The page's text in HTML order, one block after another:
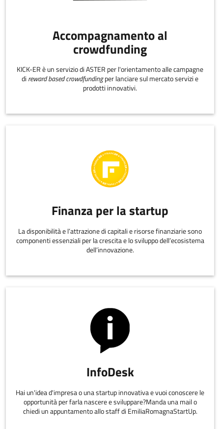
Accompagnamento al
crowdfunding
KICK-ER è un servizio di ASTER per l'orientamento alle campagne
di reward based crowdfundingper lanciare sul mercato servizi e
prodotti innovativi.
Finanza per la startup
La disponibilità e l’attrazione di capitali e risorse finanziarie sono
componenti essenziali per la crescita e lo sviluppo dell’ecosistema
dell’innovazione.
InfoDesk
Hai un'idea d'impresa o una startup innovativa e vuoi conoscere le
opportunità per farla nascere e sviluppare?Manda una mail o
chiedi un appuntamento allo staff di EmiliaRomagnaStartUp.